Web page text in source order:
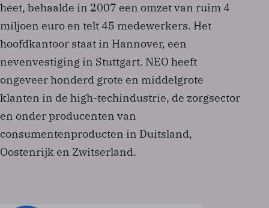
heet, behaalde in 2007 een omzet van ruim 4
miljoen euro en telt 45 medewerkers. Het
hoofdkantoor staat in Hannover, een
nevenvestiging in Stuttgart. NEO heeft
ongeveer honderd grote en middelgrote
klanten in de high-techindustrie, de zorgsector
en onder producenten van
consumentenproducten in Duitsland,
Oostenrijk en Zwitserland.